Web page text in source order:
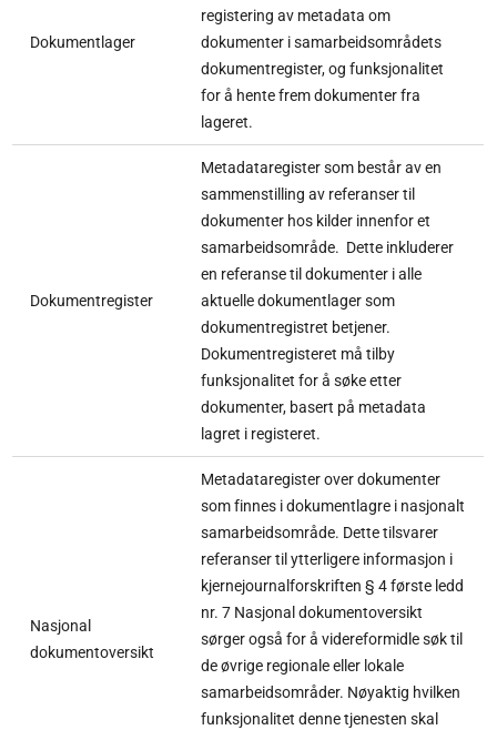
Dokumentlager
registering av metadata om
dokumenter i samarbeidsområdets
dokumentregister, og funksjonalitet
for å hente frem dokumenter fra
lageret.
Dokumentregister
Metadataregister som består av en
sammenstilling av referanser til
dokumenter hos kilder innenfor et
samarbeidsområde. Dette inkluderer
en referanse til dokumenter i alle
aktuelle dokumentlager som
dokumentregistret betjener.
Dokumentregisteret må tilby
funksjonalitet for å søke etter
dokumenter, basert på metadata
lagret i registeret.
Nasjonal
dokumentoversikt
Metadataregister over dokumenter
som finnes i dokumentlagre i nasjonalt
samarbeidsområde. Dette tilsvarer
referanser til ytterligere informasjon i
kjernejournalforskriften § 4 første ledd
nr. 7 Nasjonal dokumentoversikt
sørger også for å videreformidle søk til
de øvrige regionale eller lokale
samarbeidsområder. Nøyaktig hvilken
funksjonalitet denne tjenesten skal